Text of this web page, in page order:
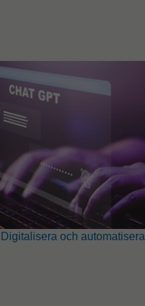
Digitalisera och automatisera